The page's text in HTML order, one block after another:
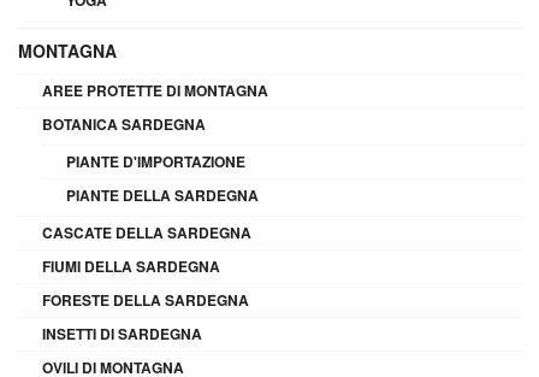
MONTAGNA
AREE PROTETTE DI MONTAGNA
BOTANICA SARDEGNA
PIANTE D'IMPORTAZIONE
PIANTE DELLA SARDEGNA
CASCATE DELLA SARDEGNA
FIUMI DELLA SARDEGNA
FORESTE DELLA SARDEGNA
INSETTI DI SARDEGNA
OVILI DI MONTAGNA